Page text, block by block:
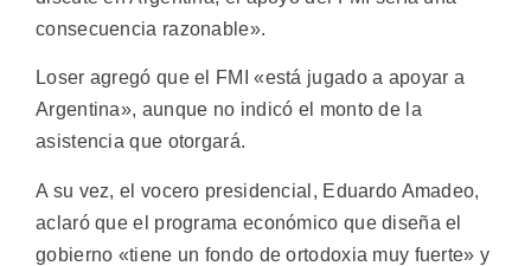
consecuencia razonable».
Loser agregó que el FMI «está jugado a apoyar a
Argentina», aunque no indicó el monto de la
asistencia que otorgará.
A su vez, el vocero presidencial, Eduardo Amadeo,
aclaró que el programa económico que diseña el
gobierno «tiene un fondo de ortodoxia muy fuerte» y